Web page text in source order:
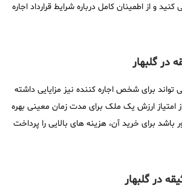
کنید و از اطمینان کامل درباره شرایط قرارداد اجاره
در گلبهار
تواند برای شخص اجاره کننده نیز مزایایی داشته
از امتیاز ارزش یک ملک برای مدت زمان معینی بهره
باشد برای خرید آن، هزینه های بالایی را پرداخت
در گلبهار